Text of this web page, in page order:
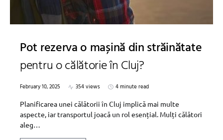
Pot rezerva o mașină din străinătate
pentru o călătorie în Cluj?
February 10, 2025 354 views
4 minute read
Planificarea unei călătorii în Cluj implică mai multe
aspecte, iar transportul joacă un rol esențial. Mulți călători
aleg…